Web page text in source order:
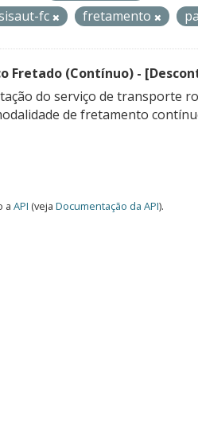
fc fretamento
Fretado (Contínuo) -
do serviço de transporte
de fretamento
a API (veja Documentação da API).